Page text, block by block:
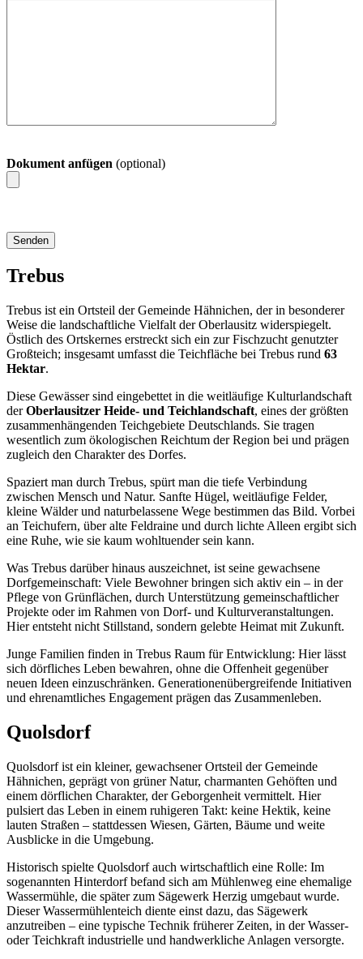
Dokument anfügen (optional)
Trebus
Trebus ist ein Ortsteil der Gemeinde Hähnichen, der in besonderer
Weise die landschaftliche Vielfalt der Oberlausitz widerspiegelt.
Östlich des Ortskernes erstreckt sich ein zur Fischzucht genutzter
Großteich; insgesamt umfasst die Teichfläche bei Trebus rund 63
Hektar.
Diese Gewässer sind eingebettet in die weitläufige Kulturlandschaft
derOberlausitzer Heide- und Teichlandschaft, eines der größten
zusammenhängenden Teichgebiete Deutschlands. Sie tragen
wesentlich zum ökologischen Reichtum der Region bei und prägen
zugleich den Charakter des Dorfes.
Spaziert man durch Trebus, spürt man die tiefe Verbindung
zwischen Mensch und Natur. Sanfte Hügel, weitläufige Felder,
kleine Wälder und naturbelassene Wege bestimmen das Bild. Vorbei
an Teichufern, über alte Feldraine und durch lichte Alleen ergibt sich
eine Ruhe, wie sie kaum wohltuender sein kann.
Was Trebus darüber hinaus auszeichnet, ist seine gewachsene
Dorfgemeinschaft: Viele Bewohner bringen sich aktiv ein – in der
Pflege von Grünflächen, durch Unterstützung gemeinschaftlicher
Projekte oder im Rahmen von Dorf- und Kulturveranstaltungen.
Hier entsteht nicht Stillstand, sondern gelebte Heimat mit Zukunft.
Junge Familien finden in Trebus Raum für Entwicklung: Hier lässt
sich dörfliches Leben bewahren, ohne die Offenheit gegenüber
neuen Ideen einzuschränken. Generationenübergreifende Initiativen
und ehrenamtliches Engagement prägen das Zusammenleben.
Quolsdorf
Quolsdorf ist ein kleiner, gewachsener Ortsteil der Gemeinde
Hähnichen, geprägt von grüner Natur, charmanten Gehöften und
einem dörflichen Charakter, der Geborgenheit vermittelt. Hier
pulsiert das Leben in einem ruhigeren Takt: keine Hektik, keine
lauten Straßen – stattdessen Wiesen, Gärten, Bäume und weite
Ausblicke in die Umgebung.
Historisch spielte Quolsdorf auch wirtschaftlich eine Rolle: Im
sogenannten Hinterdorf befand sich am Mühlenweg eine ehemalige
Wassermühle, die später zum Sägewerk Herzig umgebaut wurde.
Dieser Wassermühlenteich diente einst dazu, das Sägewerk
anzutreiben – eine typische Technik früherer Zeiten, in der Wasser-
oder Teichkraft industrielle und handwerkliche Anlagen versorgte.